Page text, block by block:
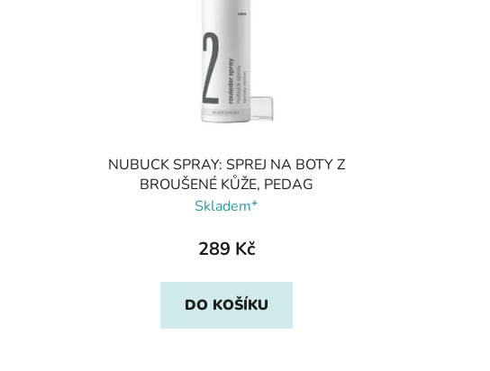
NUBUCK SPRAY: SPREJ NA BOTY Z
BROUŠENÉ KŮŽE, PEDAG
Skladem*
289 Kč
DO KOŠÍKU